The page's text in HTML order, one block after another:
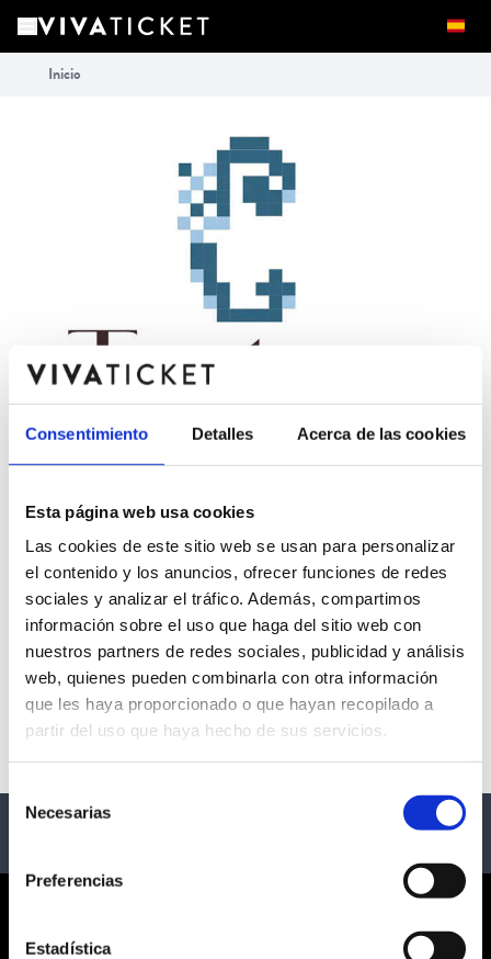
Consentimiento Detalles Acerca de las cookies
Esta página web usa cookies
Las cookies de este sitio web se usan para personalizar
el contenido y los anuncios, ofrecer funciones de redes
sociales y analizar el tráfico. Además, compartimos
información sobre el uso que haga del sitio web con
nuestros partners de redes sociales, publicidad y análisis
web, quienes pueden combinarla con otra información
que les haya proporcionado o que hayan recopilado a
partir del uso que haya hecho de sus servicios.
Selección
Necesarias
Preferencias
Estadística
Inicio
TEATRO CARRIÓN
- Valladolid
Descripción
Eventos del Teatro Carrión